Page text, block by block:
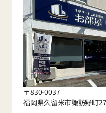
〒830-0037
福岡県久留米市諏訪野町